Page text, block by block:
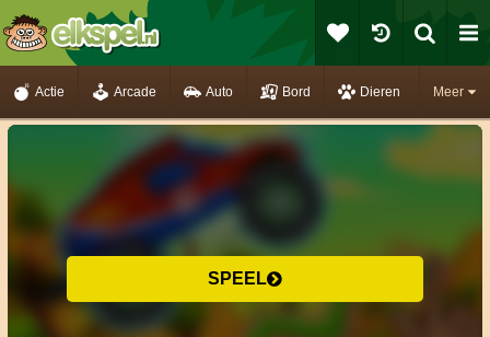
Meer
Actie Arcade Auto Bord Dieren
SPEEL